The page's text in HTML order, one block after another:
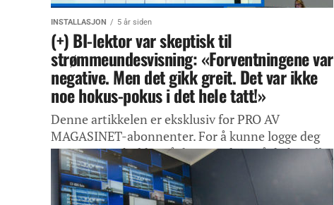
INSTALLASJON 5 år siden
(+) BI-lektor var skeptisk til
strømmeundesvisning: «Forventningene var
negative. Men det gikk greit. Det var ikke
noe hokus-pokus i det hele tatt!»
Denne artikkelen er eksklusiv for PRO AV
MAGASINET-abonnenter. For å kunne logge deg
inn og se innholdet på denne siden må du bestille
abonnement.Logg inn Bli...